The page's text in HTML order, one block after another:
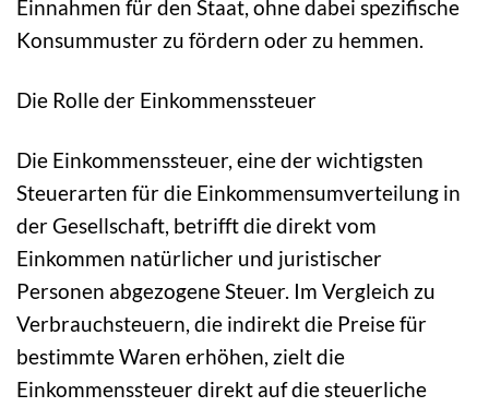
Einnahmen für den Staat, ohne dabei spezifische
Konsummuster zu fördern oder zu hemmen.
Die Rolle der Einkommenssteuer
Die Einkommenssteuer, eine der wichtigsten
Steuerarten für die Einkommensumverteilung in
der Gesellschaft, betrifft die direkt vom
Einkommen natürlicher und juristischer
Personen abgezogene Steuer. Im Vergleich zu
Verbrauchsteuern, die indirekt die Preise für
bestimmte Waren erhöhen, zielt die
Einkommenssteuer direkt auf die steuerliche